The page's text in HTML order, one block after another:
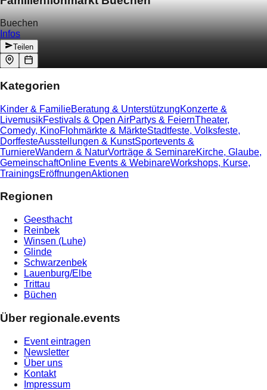
Buechen
Infos
Teilen
Kategorien
Kinder & FamilieBeratung & UnterstützungKonzerte &
LivemusikFestivals & Open AirPartys & FeiernTheater,
Comedy, KinoFlohmärkte & MärkteStadtfeste, Volksfeste,
DorffesteAusstellungen & KunstSportevents &
TurniereWandern & NaturVorträge & SeminareKirche, Glaube,
GemeinschaftOnline Events & WebinareWorkshops, Kurse,
TrainingsEröffnungenAktionen
Regionen
Geesthacht
Reinbek
Winsen (Luhe)
Glinde
Schwarzenbek
Lauenburg/Elbe
Trittau
Büchen
Über regionale.events
Event eintragen
Newsletter
Über uns
Kontakt
Impressum